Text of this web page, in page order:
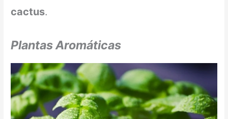
cactus.
Plantas Aromáticas